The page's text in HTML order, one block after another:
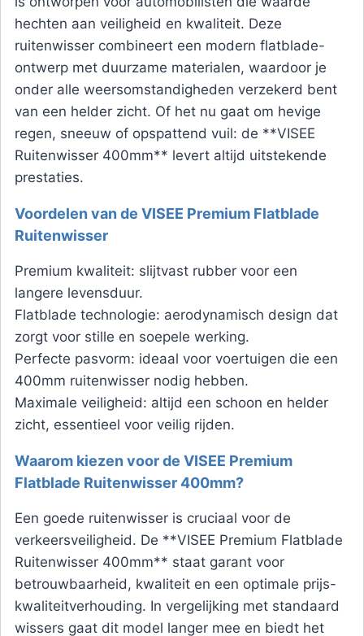
hechten aan veiligheid en kwaliteit. Deze
ruitenwisser combineert een modern flatblade-
ontwerp met duurzame materialen, waardoor je
onder alle weersomstandigheden verzekerd bent
van een helder zicht. Of het nu gaat om hevige
regen, sneeuw of opspattend vuil: de **VISEE
Ruitenwisser 400mm** levert altijd uitstekende
prestaties.
Voordelen van de VISEE Premium Flatblade
Ruitenwisser
Premium kwaliteit: slijtvast rubber voor een
langere levensduur.
Flatblade technologie: aerodynamisch design dat
zorgt voor stille en soepele werking.
Perfecte pasvorm: ideaal voor voertuigen die een
400mm ruitenwisser nodig hebben.
Maximale veiligheid: altijd een schoon en helder
zicht, essentieel voor veilig rijden.
Waarom kiezen voor de VISEE Premium
Flatblade Ruitenwisser 400mm?
Een goede ruitenwisser is cruciaal voor de
verkeersveiligheid. De **VISEE Premium Flatblade
Ruitenwisser 400mm** staat garant voor
betrouwbaarheid, kwaliteit en een optimale prijs-
kwaliteitverhouding. In vergelijking met standaard
wissers gaat dit model langer mee en biedt het